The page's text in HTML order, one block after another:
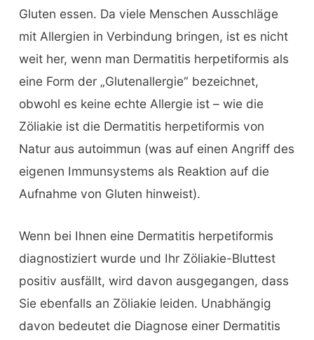
Gluten essen. Da viele Menschen Ausschläge
mit Allergien in Verbindung bringen, ist es nicht
weit her, wenn man Dermatitis herpetiformis als
eine Form der „Glutenallergie“ bezeichnet,
obwohl es keine echte Allergie ist – wie die
Zöliakie ist die Dermatitis herpetiformis von
Natur aus autoimmun (was auf einen Angriff des
eigenen Immunsystems als Reaktion auf die
Aufnahme von Gluten hinweist).
Wenn bei Ihnen eine Dermatitis herpetiformis
diagnostiziert wurde und Ihr Zöliakie-Bluttest
positiv ausfällt, wird davon ausgegangen, dass
Sie ebenfalls an Zöliakie leiden. Unabhängig
davon bedeutet die Diagnose einer Dermatitis